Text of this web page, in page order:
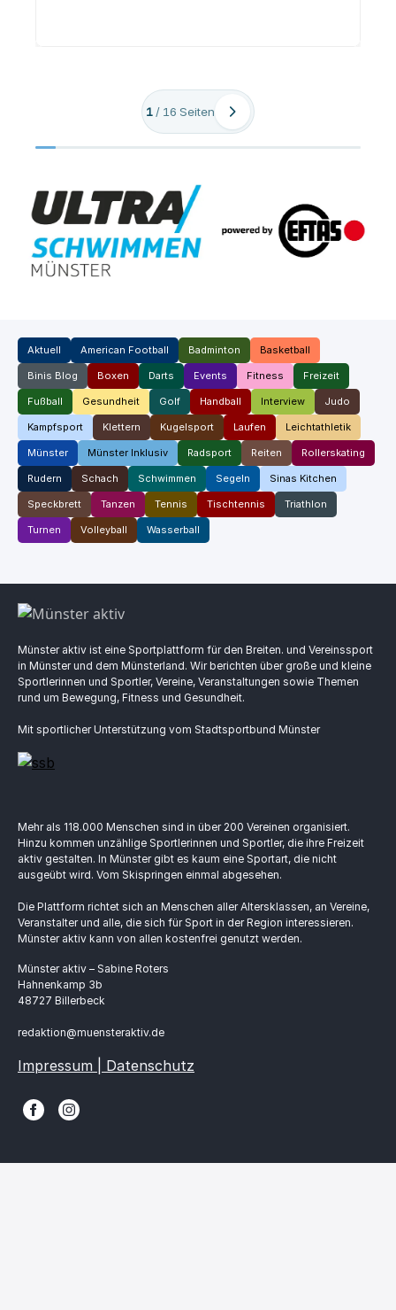
1 / 16 Seiten
Aktuell American Football Badminton Basketball
Binis Blog Boxen Darts Events Fitness Freizeit
Fußball Gesundheit Golf Handball Interview Judo
Kampfsport Klettern Kugelsport Laufen Leichtathletik
Münster Münster Inklusiv Radsport Reiten Rollerskating
Rudern Schach Schwimmen Segeln Sinas Kitchen
Speckbrett Tanzen Tennis Tischtennis Triathlon
Turnen Volleyball Wasserball
Münster aktiv ist eine Sportplattform für den Breiten. und Vereinssport
in Münster und dem Münsterland. Wir berichten über große und kleine
Sportlerinnen und Sportler, Vereine, Veranstaltungen sowie Themen
rund um Bewegung, Fitness und Gesundheit.
Mit sportlicher Unterstützung vom Stadtsportbund Münster
Mehr als 118.000 Menschen sind in über 200 Vereinen organisiert.
Hinzu kommen unzählige Sportlerinnen und Sportler, die ihre Freizeit
aktiv gestalten. In Münster gibt es kaum eine Sportart, die nicht
ausgeübt wird. Vom Skispringen einmal abgesehen.
Die Plattform richtet sich an Menschen aller Altersklassen, an Vereine,
Veranstalter und alle, die sich für Sport in der Region interessieren.
Münster aktiv kann von allen kostenfrei genutzt werden.
Münster aktiv – Sabine Roters
Hahnenkamp 3b
48727 Billerbeck
redaktion@muensteraktiv.de
Impressum | Datenschutz